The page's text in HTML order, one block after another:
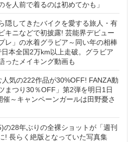
を人前で着るのは初めてかも」
隠してきたバイクを愛する旅人・有
キニなどで初披露! 芸能界デビュー
レ」の水着グラビア～同い年の相棒
日本全国2万km以上走破。グラビア
ったメイキング動画も
気の222作品が30%OFF! FANZA動
まつり30％OFF」第2弾を明日1日
～キャンペーンガールは田野憂さ
の28年ぶりの全裸ショットが「週刊
! 長らく絶版となっていた写真集